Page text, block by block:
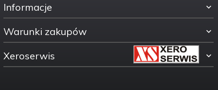
Informacje
Warunki zakupów
Xeroserwis